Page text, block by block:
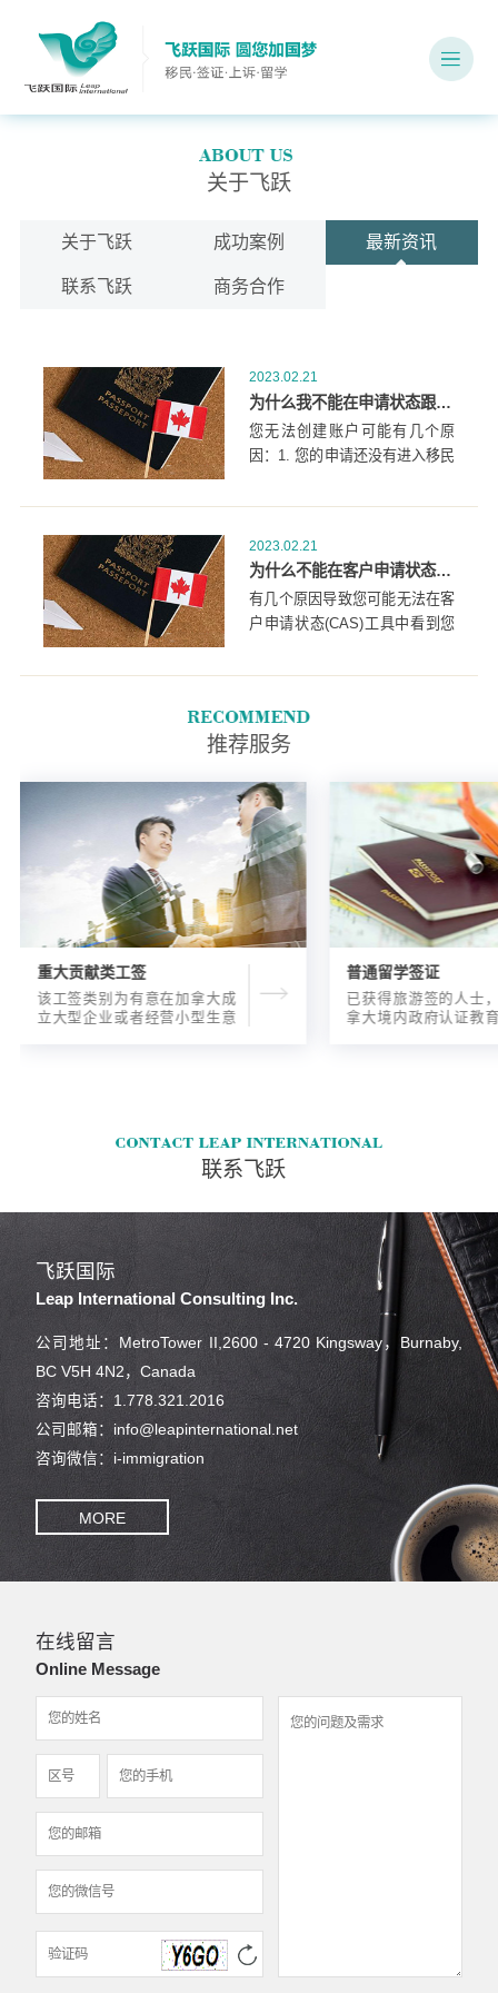
关于飞跃
关于飞跃 成功案例 最新资讯
联系飞跃 商务合作
2023.02.21
为什么我不能在申请状态跟踪器中为我的永久居留申请创建一个账户？
您无法创建账户可能有几个原
因：1. 您的申请还没有进入移民
时间才能将您的信息输入移民局
就可以创建一个账户。
2023.02.21
为什么不能在客户申请状态（CAS）工具中看到我的申请状态？
有几个原因导致您可能无法在客
户申请状态(CAS)工具中看到您
处理您的申请,您的状态只有在
显示。在移民局收到您的申请和
移民局打开并处理它的日期之间
推荐服务
重大贡献类工签
该工签类别为有意在加拿大成
立大型企业或者经营小型生意
普通留学签证
已获得旅游签的人士
拿大境内政府认证教
联系飞跃
飞跃国际
Leap International Consulting Inc.
公司地址：MetroTower II,2600 - 4720 Kingsway，Burnaby,
BC V5H 4N2，Canada
咨询电话：1.778.321.2016
公司邮箱：info@leapinternational.net
咨询微信：i-immigration
MORE
在线留言
Online Message